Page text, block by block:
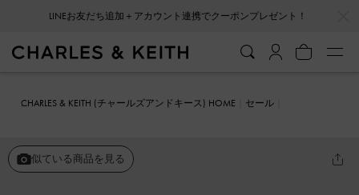
CHARLES & KEITH (チャールズアンドキース) HOME
セール
似ている商品を見る